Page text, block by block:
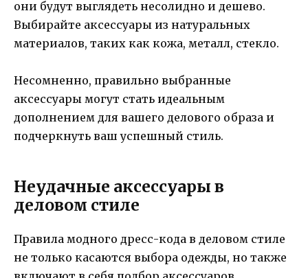
они будут выглядеть несолидно и дешево.
Выбирайте аксессуары из натуральных
материалов, таких как кожа, металл, стекло.
Несомненно, правильно выбранные
аксессуары могут стать идеальным
дополнением для вашего делового образа и
подчеркнуть ваш успешный стиль.
Неудачные аксессуары в
деловом стиле
Правила модного дресс-кода в деловом стиле
не только касаются выбора одежды, но также